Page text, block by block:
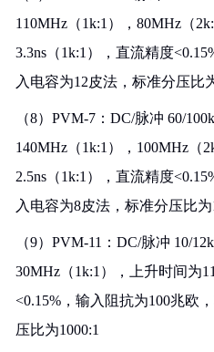
110MHz（1k:1），80MHz（
3.3ns（1k:1），直流精度
入电容为12皮法，标准分压比
（8）PVM-7：DC/脉冲 60/
140MHz（1k:1），100MHz（
2.5ns（1k:1），直流精度
入电容为8皮法，标准分压比为
（9）PVM-11：DC/脉冲 10/
30MHz（1k:1），上升时间为
<0.15%，输入阻抗为100兆欧
压比为1000:1